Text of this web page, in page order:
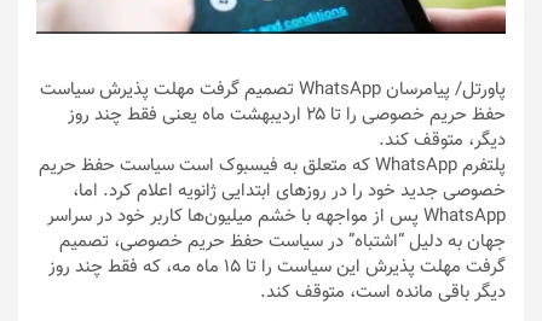
پاورتل
/ پیامرسان WhatsApp تصمیم گرفت مهلت پذیرش سیاست
حفظ حریم خصوصی را تا ۲۵ اردیبهشت ماه یعنی فقط چند روز
دیگر، متوقف کند.
پلتفرم WhatsApp که متعلق به فیسبوک است سیاست حفظ حریم
خصوصی جدید خود را در روز‌های ابتدایی ژانویه اعلام کرد. اما،
WhatsApp پس از مواجهه با خشم میلیون‌ها کاربر خود در سراسر
جهان به دلیل “اشتباه” در سیاست حفظ حریم خصوصی، تصمیم
گرفت مهلت پذیرش این سیاست را تا ۱۵ ماه مه، که فقط چند روز
دیگر باقی مانده است، متوقف کند.